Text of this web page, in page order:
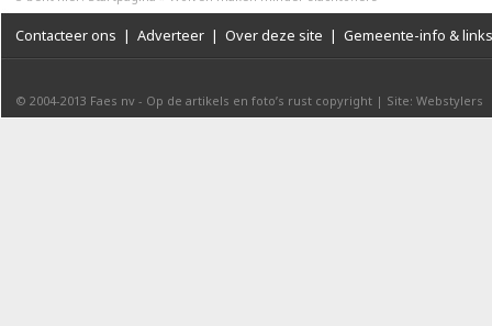
Contacteer ons | Adverteer | Over deze site | Gemeente-info & links
© 2004-2013 Faes nv - Op de artikels en foto’s rust copyright | Site: Webstylers